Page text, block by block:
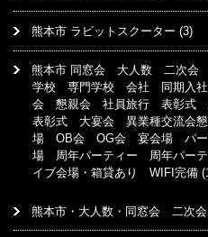
熊本市 ラビットスクーター (3)
熊本市 同窓会 大人数 二次
学校 専門学校 会社 同期入
会 懇親会 社員旅行 表彰式
表彰式 大宴会 異業種交流会
場 OB会 OG会 宴会場 パー
場 周年パーティー 周年パーテ
イブ会場・箱貸あり WIFI完備
熊本市・大人数・同窓会 二次会